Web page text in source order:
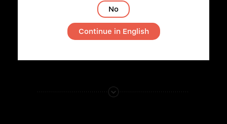
Любой сложности. Любого масштаба.
No
Continue in English